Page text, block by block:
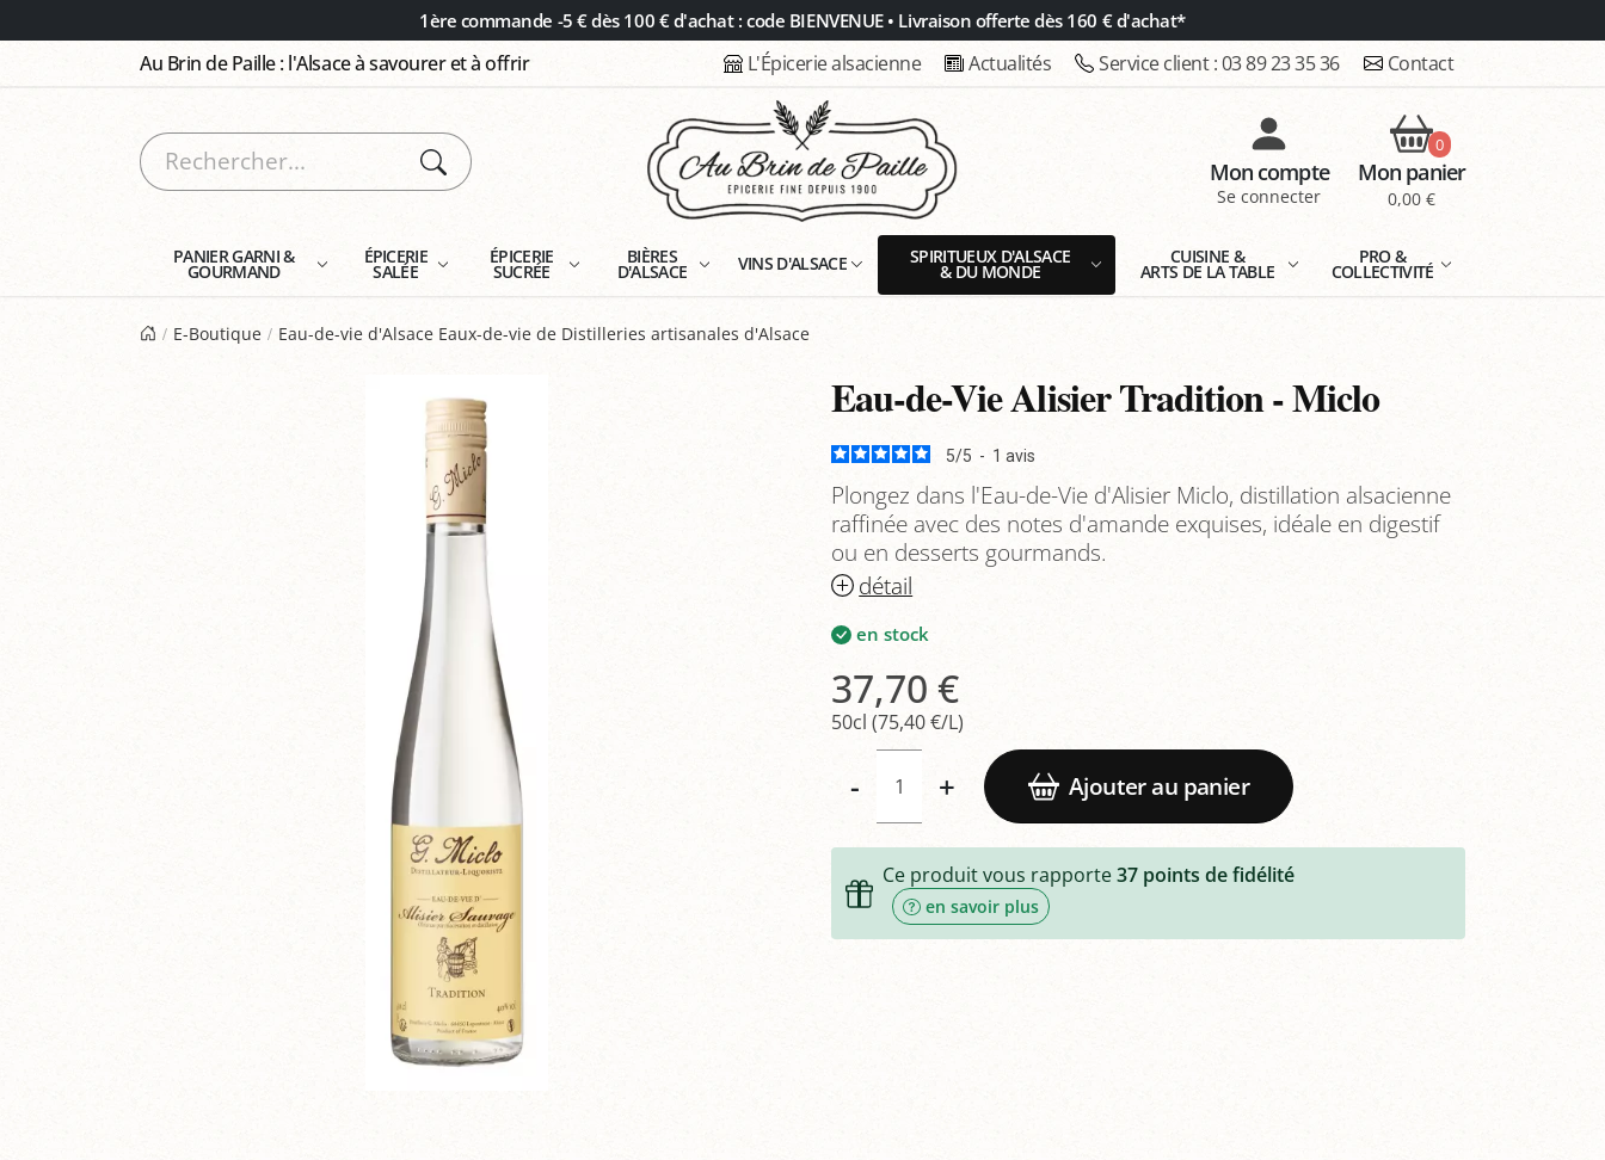
1ère commande -5 € dès 100 € d'achat : code BIENVENUE • Livraison offerte dès 160 € d'achat*
Au Brin de Paille : l'Alsace à savourer et à offrir L'Épicerie alsacienne Actualités Service client :03 89 23 35 36 Contact
Mon compte
Se connecter
0
Mon panier
0,00 €
PANIER GARNI &
GOURMAND
ÉPICERIE
SALÉE
ÉPICERIE
SUCRÉE
BIÈRES
D'ALSACE VINS D'ALSACE SPIRITUEUX D'ALSACE
& DU MONDE
CUISINE &
ARTS DE LA TABLE
PRO &
COLLECTIVITÉ
E-Boutique Eau-de-vie d'Alsace Eaux-de-vie de Distilleries artisanales d'Alsace
Eau-de-Vie Alisier Tradition - Miclo
5/5 - 1 avis
Plongez dans l'Eau-de-Vie d'Alisier Miclo, distillation alsacienne
raffinée avec des notes d'amande exquises, idéale en digestif
ou en desserts gourmands.
détail
en stock
37,70 €
50cl (75,40 €/L)
- + Ajouter au panier
Ce produit vous rapporte37 points de fidélité
en savoir plus